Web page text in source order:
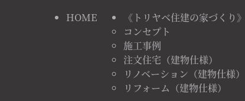
HOME
《トリヤベ住建の家づくり》
コンセプト
施工事例
注文住宅（建物仕様）
リノベーション（建物仕様）
リフォーム（建物仕様）